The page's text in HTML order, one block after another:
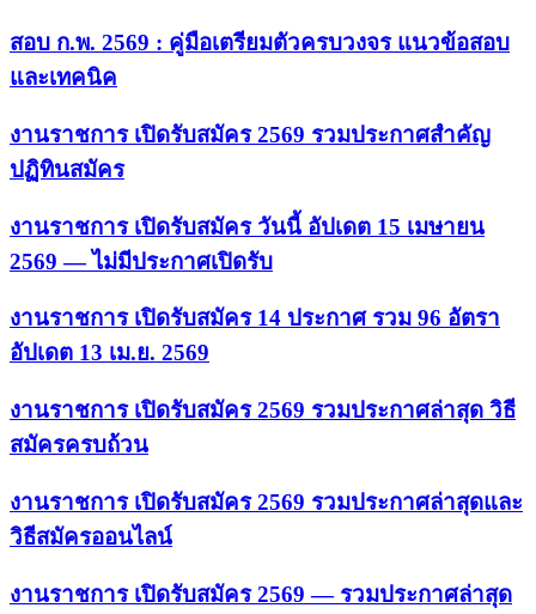
สอบ ก.พ. 2569 : คู่มือเตรียมตัวครบวงจร แนวข้อสอบ
และเทคนิค
งานราชการ เปิดรับสมัคร 2569 รวมประกาศสำคัญ
ปฏิทินสมัคร
งานราชการ เปิดรับสมัคร วันนี้ อัปเดต 15 เมษายน
2569 — ไม่มีประกาศเปิดรับ
งานราชการ เปิดรับสมัคร 14 ประกาศ รวม 96 อัตรา
อัปเดต 13 เม.ย. 2569
งานราชการ เปิดรับสมัคร 2569 รวมประกาศล่าสุด วิธี
สมัครครบถ้วน
งานราชการ เปิดรับสมัคร 2569 รวมประกาศล่าสุดและ
วิธีสมัครออนไลน์
งานราชการ เปิดรับสมัคร 2569 — รวมประกาศล่าสุด